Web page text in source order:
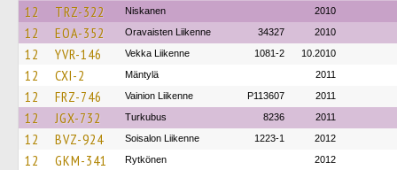
12 TRZ-322 Niskanen 2010
12 EOA-352 Oravaisten Liikenne 34327 2010
12 YVR-146 Vekka Liikenne 1081-2 10.2010
12 CXI-2 Mäntylä 2011
12 FRZ-746 Vainion Liikenne P113607 2011
12 JGX-732 Turkubus 8236 2011
12 BVZ-924 Soisalon Liikenne 1223-1 2012
12 GKM-341 Rytkönen 2012